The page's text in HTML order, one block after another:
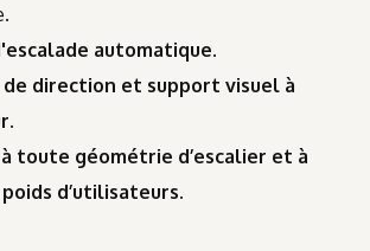
automatique.
direction et support visuel à
toute géométrie d’escalier et à
d’utilisateurs.